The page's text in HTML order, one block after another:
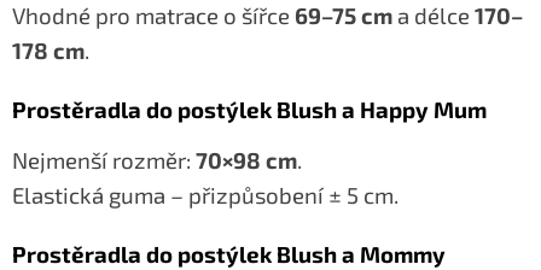
Vhodné pro matrace o šířce 69–75 cm a délce 170–
178 cm.
Prostěradla do postýlek Blush a Happy Mum
Nejmenší rozměr: 70×98 cm.
Elastická guma – přizpůsobení ± 5 cm.
Prostěradla do postýlek Blush a Mommy